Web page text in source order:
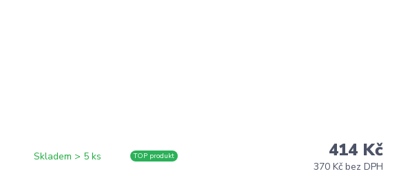
Skladem > 5 ks TOP produkt 414 Kč
370 Kč bez DPH